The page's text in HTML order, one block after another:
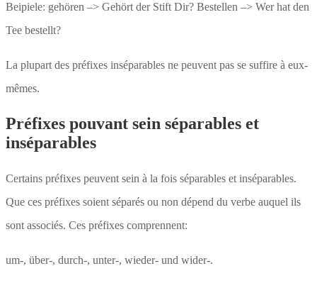
Beipiele: gehören –> Gehört der Stift Dir? Bestellen –> Wer hat den
Tee bestellt?
La plupart des préfixes inséparables ne peuvent pas se suffire à eux-
mêmes.
Préfixes pouvant sein séparables et
inséparables
Certains préfixes peuvent sein à la fois séparables et inséparables.
Que ces préfixes soient séparés ou non dépend du verbe auquel ils
sont associés. Ces préfixes comprennent:
um-, über-, durch-, unter-, wieder- und wider-.